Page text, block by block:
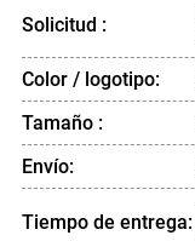
Solicitud :
Color / logotipo:
Tamaño :
Envío:
Tiempo de entrega: